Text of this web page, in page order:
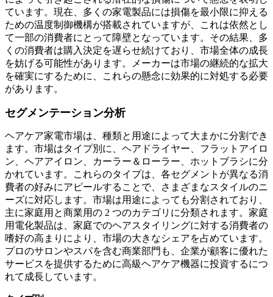
ています。現在、多くの家電製品には損傷を最小限に抑える
ための温度制御機構が搭載されていますが、これは依然とし
て一部の消費者にとって障壁となっています。その結果、多
くの消費者は購入決定を遅らせ続けており、市場全体の成長
を妨げる可能性があります。メーカーは市場の継続的な拡大
を確実にするために、これらの懸念に効果的に対処する必要
があります。
セグメンテーション分析
ヘアケア家電市場は、種類と用途によって大まかに分割でき
ます。市場はタイプ別に、ヘアドライヤー、フラットアイロ
ン、ヘアアイロン、カーラー＆ローラー、ホットブラシに分
かれています。これらのタイプは、各セグメントが異なる消
費者の好みにアピールすることで、さまざまなスタイルのニ
ーズに対応します。市場は用途によっても分割されており、
主に家庭用と商業用の 2 つのカテゴリに分類されます。家庭
用電化製品は、家庭でのヘアスタイリングに対する消費者の
嗜好の高まりにより、市場の大きなシェアを占めています。
プロのサロンやスパを含む商業部門も、企業が顧客に優れた
サービスを提供するために高級ヘアケア機器に投資するにつ
れて成長しています。